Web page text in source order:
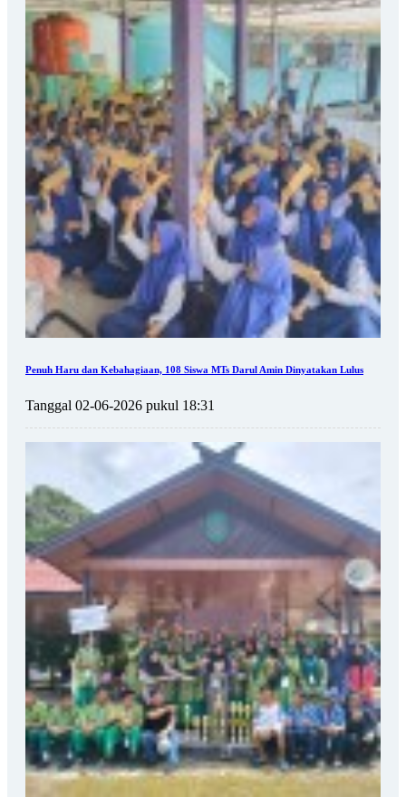
Penuh Haru dan Kebahagiaan, 108 Siswa MTs Darul Amin Dinyatakan Lulus
Tanggal 02-06-2026 pukul 18:31